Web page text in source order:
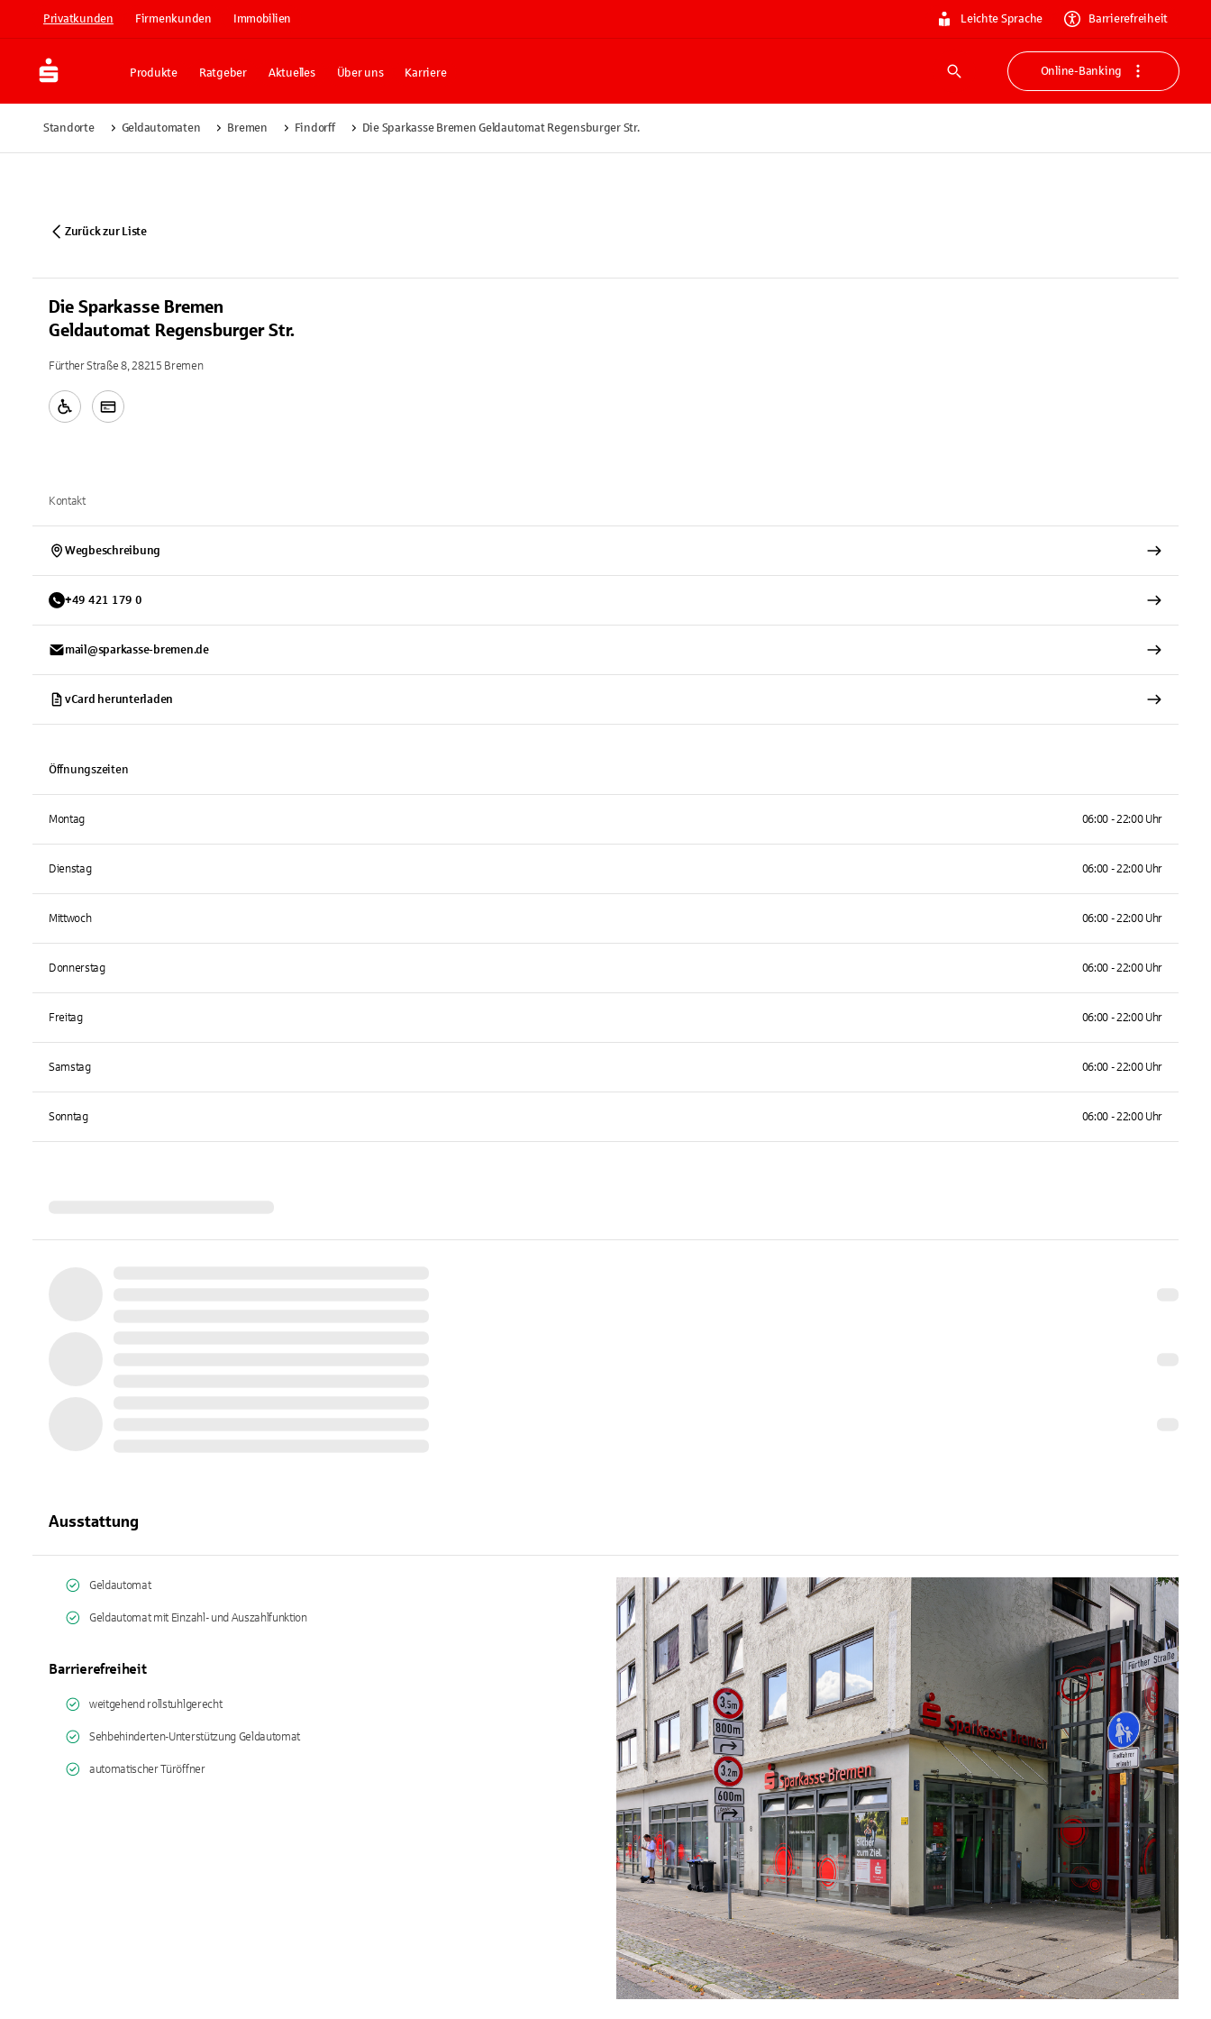
Privatkunden Firmenkunden Immobilien Leichte Sprache Barrierefreiheit
Produkte Ratgeber Aktuelles Über uns Karriere
Suche
Online-Banking
Standorte Geldautomaten Bremen Findorff Die Sparkasse Bremen Geldautomat Regensburger Str.
Zurück zur Liste
Die Sparkasse Bremen
Geldautomat Regensburger Str.
Fürther Straße 8, 28215 Bremen
Kontakt
Wegbeschreibung
+49 421 179 0
mail@sparkasse-bremen.de
vCard herunterladen
Öffnungszeiten
Montag 06:00 - 22:00 Uhr
Dienstag 06:00 - 22:00 Uhr
Mittwoch 06:00 - 22:00 Uhr
Donnerstag 06:00 - 22:00 Uhr
Freitag 06:00 - 22:00 Uhr
Samstag 06:00 - 22:00 Uhr
Sonntag 06:00 - 22:00 Uhr
Ausstattung
Geldautomat
Geldautomat mit Einzahl- und Auszahlfunktion
Barrierefreiheit
weitgehend rollstuhlgerecht
Sehbehinderten-Unterstützung Geldautomat
automatischer Türöffner